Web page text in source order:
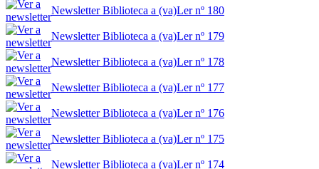
Newsletter Biblioteca a (va)Ler nº 180
Newsletter Biblioteca a (va)Ler nº 179
Newsletter Biblioteca a (va)Ler nº 178
Newsletter Biblioteca a (va)Ler nº 177
Newsletter Biblioteca a (va)Ler nº 176
Newsletter Biblioteca a (va)Ler nº 175
Newsletter Biblioteca a (va)Ler nº 174